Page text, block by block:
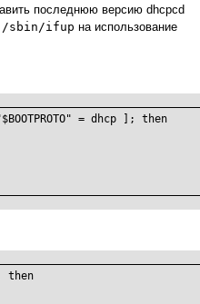
последнюю версию dhcpcd
/sbin/ifup на использование
= dhcp ]; then
then